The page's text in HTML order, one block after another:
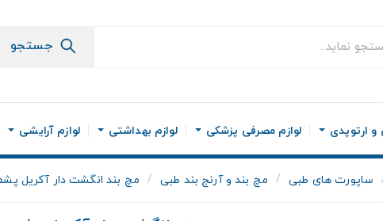
جستجو
ارتوپدی لوازم مصرفی پزشکی لوازم بهداشتی لوازم آرایشی
ساپورت های طبی مچ بند و آرنج بند طبی مچ بند انگشت دار آکریل